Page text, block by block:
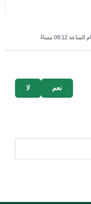
لا نعم